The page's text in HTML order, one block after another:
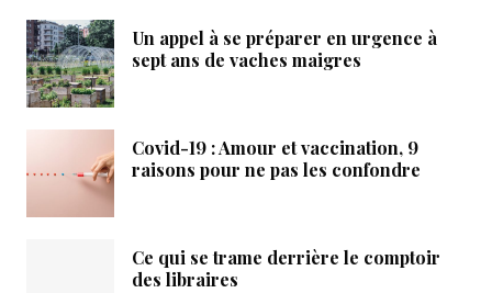
Un appel à se préparer en urgence à
sept ans de vaches maigres
Covid-19 : Amour et vaccination, 9
raisons pour ne pas les confondre
Ce qui se trame derrière le comptoir
des libraires